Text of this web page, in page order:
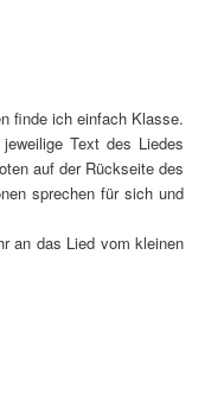
finde ich einfach Klasse.
Text des Liedes
auf der Rückseite des
sprechen für sich und
an das Lied vom kleinen